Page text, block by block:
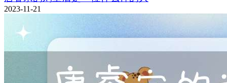
2023-11-21